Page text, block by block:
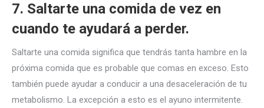
7. Saltarte una comida de vez en
cuando te ayudará a perder.
Saltarte una comida significa que tendrás tanta hambre en la
próxima comida que es probable que comas en exceso. Esto
también puede ayudar a conducir a una desaceleración de tu
metabolismo. La excepción a esto es el ayuno intermitente.